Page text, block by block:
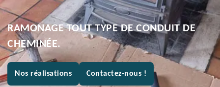
RAMONAGE TOUT TYPE DE CONDUIT DE
CHEMINÉE.
Nos réalisations Contactez-nous !